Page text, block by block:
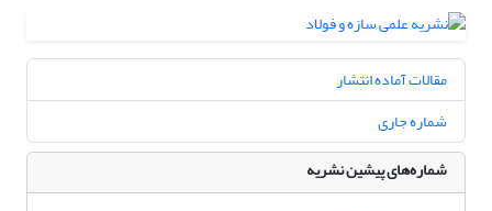
مقالات آماده انتشار
شماره جاری
شماره‌های پیشین نشریه